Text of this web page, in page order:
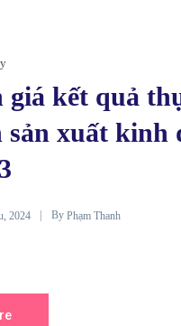
giá kết quả
sản xuất kinh
2024 By Phạm Thanh